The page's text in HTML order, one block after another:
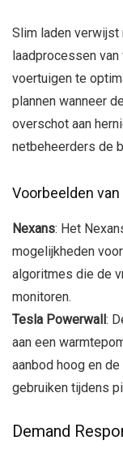
Slim laden verwijst
laadprocessen
voertuigen te
plannen wanneer
overschot aan
netbeheerders de
Voorbeelden
Nexans: Het
mogelijkheden
algoritmes die de
monitoren.
Tesla Powerwall:
aan een
aanbod hoog en
gebruiken tijdens
Demand